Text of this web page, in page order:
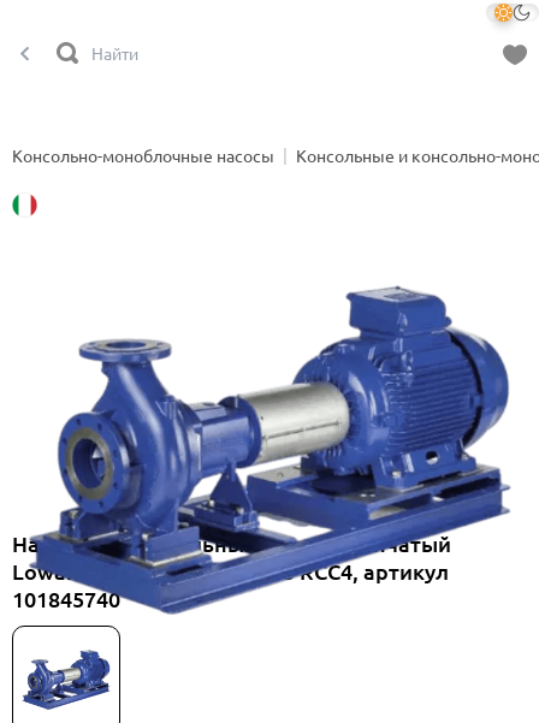
Консольно-моноблочные насосы Консольные и консольно-
Насос горизонтальный одноступенчатый
Lowara NSCF 65-200/30/P45 RCC4, артикул
101845740